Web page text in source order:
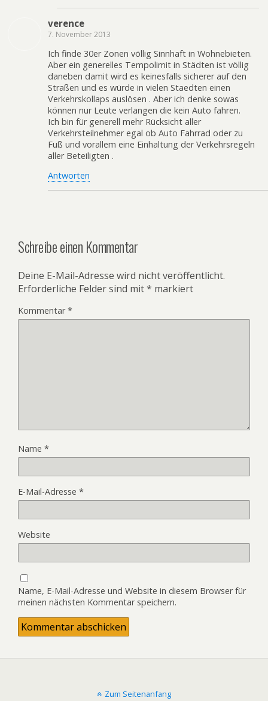
verence
7. November 2013
Ich finde 30er Zonen völlig Sinnhaft in Wohnebieten.
Aber ein generelles Tempolimit in Städten ist völlig
daneben damit wird es keinesfalls sicherer auf den
Straßen und es würde in vielen Staedten einen
Verkehrskollaps auslösen . Aber ich denke sowas
können nur Leute verlangen die kein Auto fahren.
Ich bin für generell mehr Rücksicht aller
Verkehrsteilnehmer egal ob Auto Fahrrad oder zu
Fuß und vorallem eine Einhaltung der Verkehrsregeln
aller Beteiligten .
Antworten
Schreibe einen Kommentar
Deine E-Mail-Adresse wird nicht veröffentlicht.
Erforderliche Felder sind mit* markiert
Kommentar*
Name *
E-Mail-Adresse *
Website
Name, E-Mail-Adresse und Website in diesem Browser für
meinen nächsten Kommentar speichern.
Zum Seitenanfang